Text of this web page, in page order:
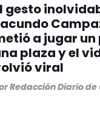
gesto
a jugar un
plaza y el
viral
Redacción Diario de